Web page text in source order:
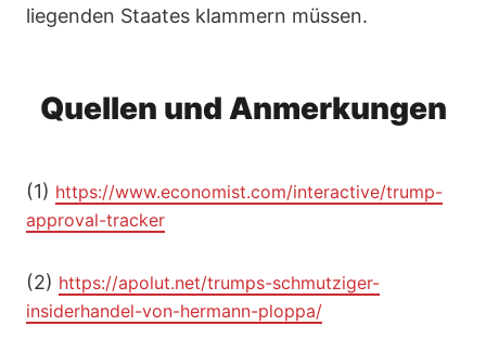
liegenden Staates klammern müssen.
Quellen und Anmerkungen
(1) https://www.economist.com/interactive/trump-
approval-tracker
(2) https://apolut.net/trumps-schmutziger-
insiderhandel-von-hermann-ploppa/